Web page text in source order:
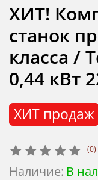
(0)
Наличие: В
ХИТ продаж
ХИТ!
станок
класса /
0,44 кВт